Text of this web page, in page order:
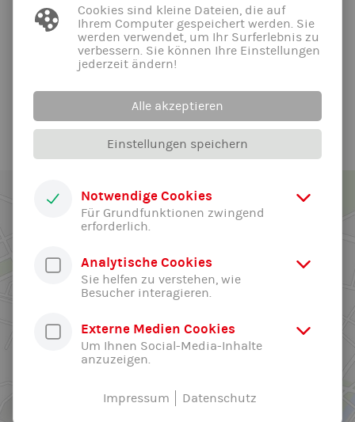
Bitte beachtet die Altersangaben der verschiedenen
Stunden und sucht euch eine passende aus.
Wir wünschen erholsame Sommerferien und freuen uns auf
Euch im neuen Schuljahr!
Alle News der Abteilung ...
Cookies sind kleine Dateien, die auf
Ihrem Computer gespeichert werden. Sie
werden verwendet, um Ihr Surferlebnis zu
verbessern. Sie können Ihre Einstellungen
jederzeit ändern!
Alle akzeptieren
Einstellungen speichern
Notwendige Cookies
Für Grundfunktionen zwingend
erforderlich.
Analytische Cookies
Sie helfen zu verstehen, wie
Besucher interagieren.
Externe Medien Cookies
Um Ihnen Social-Media-Inhalte
anzuzeigen.
Impressum Datenschutz